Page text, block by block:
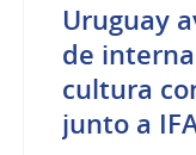
Uruguay
de
cultura
junto a